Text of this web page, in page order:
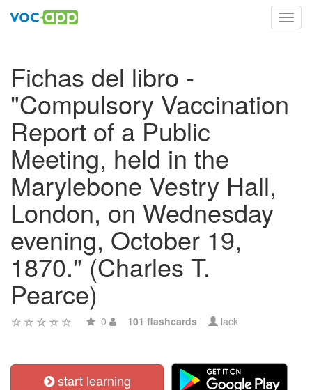
Fichas del libro -
"Compulsory Vaccination
Report of a Public
Meeting, held in the
Marylebone Vestry Hall,
London, on Wednesday
evening, October 19,
1870." (Charles T.
Pearce)
0 101 flashcards lack
start learning